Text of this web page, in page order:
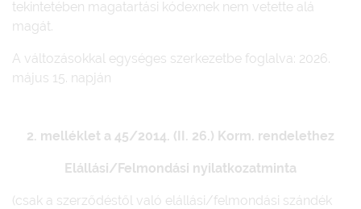
tekintetében magatartási kódexnek nem vetette alá
magát.
A változásokkal egységes szerkezetbe foglalva: 2026.
május 15. napján
2. melléklet a 45/2014. (II. 26.) Korm. rendelethez
Elállási/Felmondási nyilatkozatminta
(csak a szerződéstől való elállási/felmondási szándék